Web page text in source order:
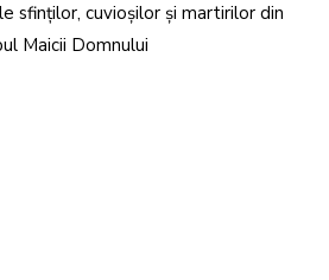
sfinților, cuvioșilor și martirilor din
Maicii Domnului